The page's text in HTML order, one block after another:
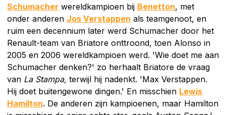
Schumacher wereldkampioen bij Benetton, met
onder anderen Jos Verstappen als teamgenoot, en
ruim een decennium later werd Schumacher door het
Renault-team van Briatore onttroond, toen Alonso in
2005 en 2006 wereldkampioen werd. 'Wie doet me aan
Schumacher denken?' zo herhaalt Briatore de vraag
van La Stampa, terwijl hij nadenkt. 'Max Verstappen.
Hij doet buitengewone dingen.' En misschien Lewis
Hamilton. De anderen zijn kampioenen, maar Hamilton